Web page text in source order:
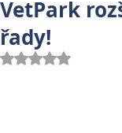
VetPark
řady!
Hodnoceno NaN